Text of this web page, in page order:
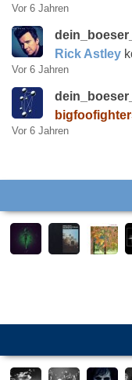
Vor 6 Jahren
Rick Astley
Vor 6 Jahren
Vor 6 Jahren